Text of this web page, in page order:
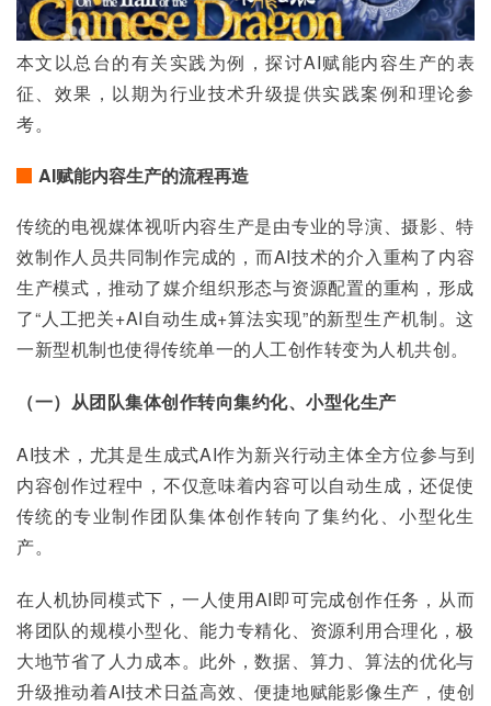
本文以总台的有关实践为例，探讨AI赋能内容生产的表
征、效果，以期为行业技术升级提供实践案例和理论参
考。
AI赋能内容生产的流程再造
传统的电视媒体视听内容生产是由专业的导演、摄影、特
效制作人员共同制作完成的，而AI技术的介入重构了内容
生产模式，推动了媒介组织形态与资源配置的重构，形成
了“人工把关+AI自动生成+算法实现”的新型生产机制。这
一新型机制也使得传统单一的人工创作转变为人机共创。
（一）从团队集体创作转向集约化、小型化生产
AI技术，尤其是生成式AI作为新兴行动主体全方位参与到
内容创作过程中，不仅意味着内容可以自动生成，还促使
传统的专业制作团队集体创作转向了集约化、小型化生
产。
在人机协同模式下，一人使用AI即可完成创作任务，从而
将团队的规模小型化、能力专精化、资源利用合理化，极
大地节省了人力成本。此外，数据、算力、算法的优化与
升级推动着AI技术日益高效、便捷地赋能影像生产，使创